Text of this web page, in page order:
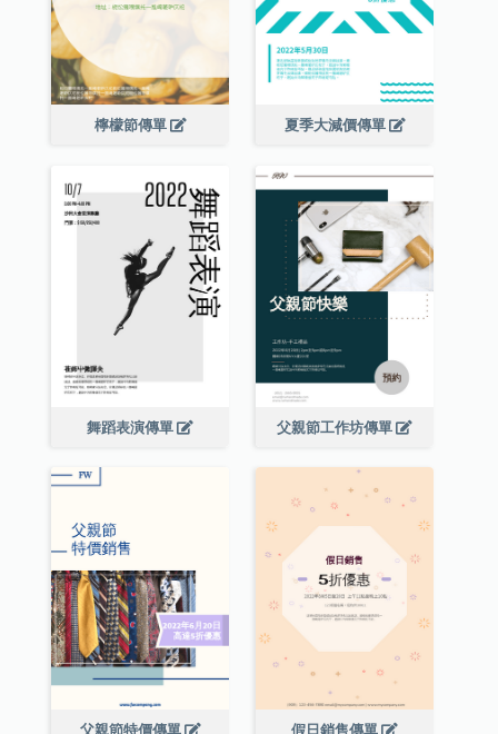
檸檬節傳單 夏季大減價傳單
舞蹈表演傳單 父親節工作坊傳單
父親節特價傳單 假日銷售傳單